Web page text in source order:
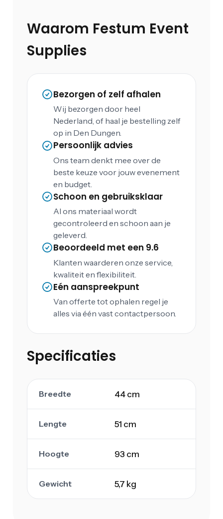
Waarom Festum Event
Supplies
Bezorgen of zelf afhalen
Wij bezorgen door heel
Nederland, of haal je bestelling zelf
op in Den Dungen.
Persoonlijk advies
Ons team denkt mee over de
beste keuze voor jouw evenement
en budget.
Schoon en gebruiksklaar
Al ons materiaal wordt
gecontroleerd en schoon aan je
geleverd.
Beoordeeld met een 9.6
Klanten waarderen onze service,
kwaliteit en flexibiliteit.
Eén aanspreekpunt
Van offerte tot ophalen regel je
alles via één vast contactpersoon.
Specificaties
Breedte 44 cm
Lengte 51 cm
Hoogte 93 cm
Gewicht 5,7 kg